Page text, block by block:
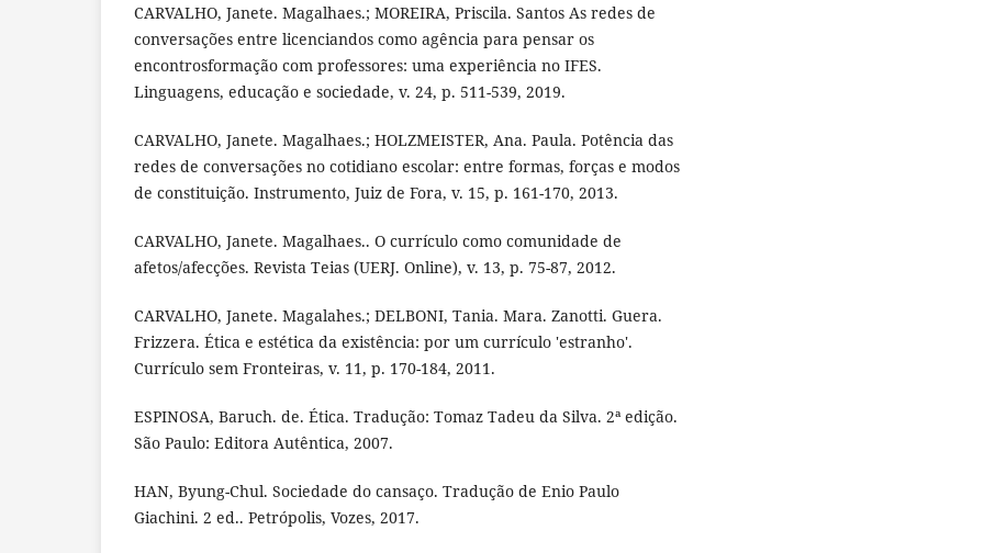
CARVALHO, Janete. Magalhaes.; MOREIRA, Priscila. Santos As redes de
conversações entre licenciandos como agência para pensar os
encontrosformação com professores: uma experiência no IFES.
Linguagens, educação e sociedade, v. 24, p. 511-539, 2019.
CARVALHO, Janete. Magalhaes.; HOLZMEISTER, Ana. Paula. Potência das
redes de conversações no cotidiano escolar: entre formas, forças e modos
de constituição. Instrumento, Juiz de Fora, v. 15, p. 161-170, 2013.
CARVALHO, Janete. Magalhaes.. O currículo como comunidade de
afetos/afecções. Revista Teias (UERJ. Online), v. 13, p. 75-87, 2012.
CARVALHO, Janete. Magalahes.; DELBONI, Tania. Mara. Zanotti. Guera.
Frizzera. Ética e estética da existência: por um currículo 'estranho'.
Currículo sem Fronteiras, v. 11, p. 170-184, 2011.
ESPINOSA, Baruch. de. Ética. Tradução: Tomaz Tadeu da Silva. 2ª edição.
São Paulo: Editora Autêntica, 2007.
HAN, Byung-Chul. Sociedade do cansaço. Tradução de Enio Paulo
Giachini. 2 ed.. Petrópolis, Vozes, 2017.